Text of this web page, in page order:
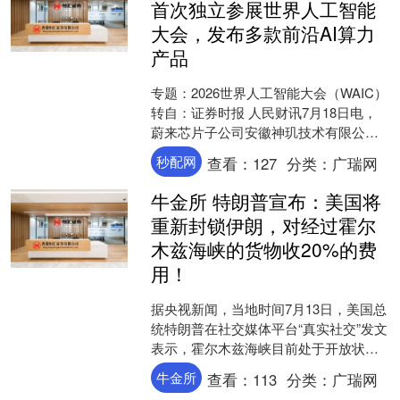
首次独立参展世界人工智能
大会，发布多款前沿AI算力
产品
专题：2026世界人工智能大会（WAIC）
转自：证券时报 人民财讯7月18日电，
蔚来芯片子公司安徽神玑技术有限公司
首次独立参展世界人工智能大会。除了
展出神玑N....
秒配网 查看： 127 分类： 广瑞网
牛金所 特朗普宣布：美国将
重新封锁伊朗，对经过霍尔
木兹海峡的货物收20%的费
用！
据央视新闻，当地时间7月13日，美国总
统特朗普在社交媒体平台“真实社交”发文
表示，霍尔木兹海峡目前处于开放状
态，且无论伊朗参与与否，都将继续保
持开放。 美国将重....
牛金所 查看： 113 分类： 广瑞网